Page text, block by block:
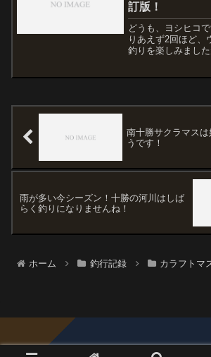
訂版！
どうも、ヨシヒコ
りあえず2回ほど、
釣りを楽しみまし
南十勝サクラマス
うです！
雨が多い今シーズン！十勝の河川はしば
らく釣りになりませんね！
ホーム 釣行記録 カラフトマ